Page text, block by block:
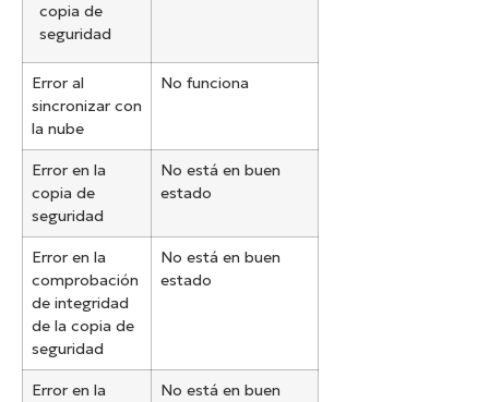
copia de
seguridad
Error al
sincronizar con
la nube
No funciona
Error en la
copia de
seguridad
No está en buen
estado
Error en la
comprobación
de integridad
de la copia de
seguridad
No está en buen
estado
Error en la
No está en buen